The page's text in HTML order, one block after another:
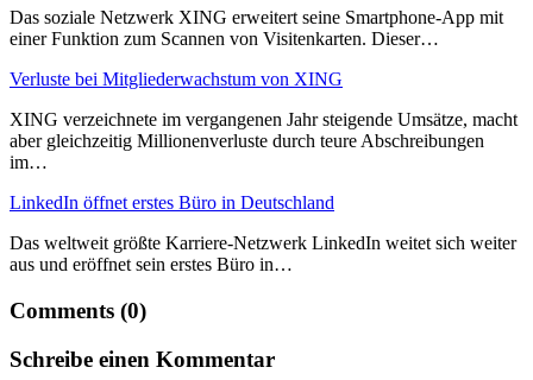
Das soziale Netzwerk XING erweitert seine Smartphone-App mit
einer Funktion zum Scannen von Visitenkarten. Dieser…
Verluste bei Mitgliederwachstum von XING
XING verzeichnete im vergangenen Jahr steigende Umsätze, macht
aber gleichzeitig Millionenverluste durch teure Abschreibungen
im…
LinkedIn öffnet erstes Büro in Deutschland
Das weltweit größte Karriere-Netzwerk LinkedIn weitet sich weiter
aus und eröffnet sein erstes Büro in…
Comments (0)
Schreibe einen Kommentar